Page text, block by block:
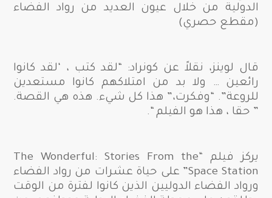
الدولية من خلال عيون العديد من رواد الفضاء
(مقطع حصري)
قال لوينز، نقلاً عن كونراد: “لقد كتب ، ‘لقد كانوا
رائعين … ولا بد من امتلاكهم كانوا مستعدين
للروعة”. “وفكرت،” هذا كل شيء. هذه هي القصة.
” حقا ، هذا هو الفيلم “.
يركز فيلم “The Wonderful: Stories From the
Space Station” على حياة عشرات من رواد الفضاء
ورواد الفضاء الدوليين الذين كانوا لفترة من الوقت